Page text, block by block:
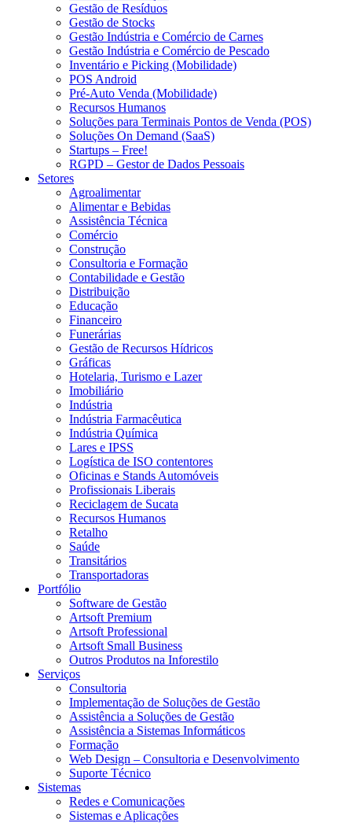
Gestão de Resíduos
Gestão de Stocks
Gestão Indústria e Comércio de Carnes
Gestão Indústria e Comércio de Pescado
Inventário e Picking (Mobilidade)
POS Android
Pré-Auto Venda (Mobilidade)
Recursos Humanos
Soluções para Terminais Pontos de Venda (POS)
Soluções On Demand (SaaS)
Startups – Free!
RGPD – Gestor de Dados Pessoais
Setores
Agroalimentar
Alimentar e Bebidas
Assistência Técnica
Comércio
Construção
Consultoria e Formação
Contabilidade e Gestão
Distribuição
Educação
Financeiro
Funerárias
Gestão de Recursos Hídricos
Gráficas
Hotelaria, Turismo e Lazer
Imobiliário
Indústria
Indústria Farmacêutica
Indústria Química
Lares e IPSS
Logística de ISO contentores
Oficinas e Stands Automóveis
Profissionais Liberais
Reciclagem de Sucata
Recursos Humanos
Retalho
Saúde
Transitários
Transportadoras
Portfólio
Software de Gestão
Artsoft Premium
Artsoft Professional
Artsoft Small Business
Outros Produtos na Inforestilo
Serviços
Consultoria
Implementação de Soluções de Gestão
Assistência a Soluções de Gestão
Assistência a Sistemas Informáticos
Formação
Web Design – Consultoria e Desenvolvimento
Suporte Técnico
Sistemas
Redes e Comunicações
Sistemas e Aplicações